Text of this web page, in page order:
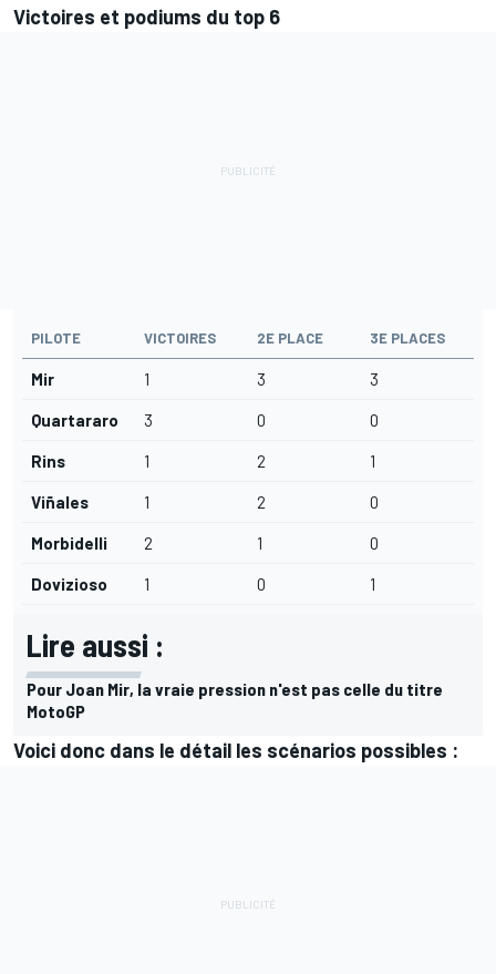
Victoires et podiums du top 6
PILOTE VICTOIRES 2E PLACE 3E PLACES
Mir 1 3 3
Quartararo 3 0 0
Rins 1 2 1
Viñales 1 2 0
Morbidelli 2 1 0
Dovizioso 1 0 1
Lire aussi :
Pour Joan Mir, la vraie pression n'est pas celle du titre
MotoGP
Voici donc dans le détail les scénarios possibles :